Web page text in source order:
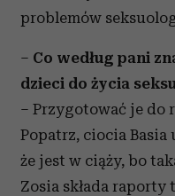
problemów
– Co według pani
dzieci do życia
– Przygotować je do
Popatrz, ciocia Basia
że jest w ciąży, bo
Zosia składa